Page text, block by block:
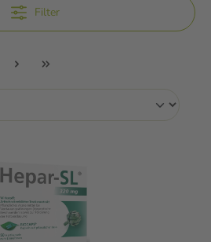
Filter